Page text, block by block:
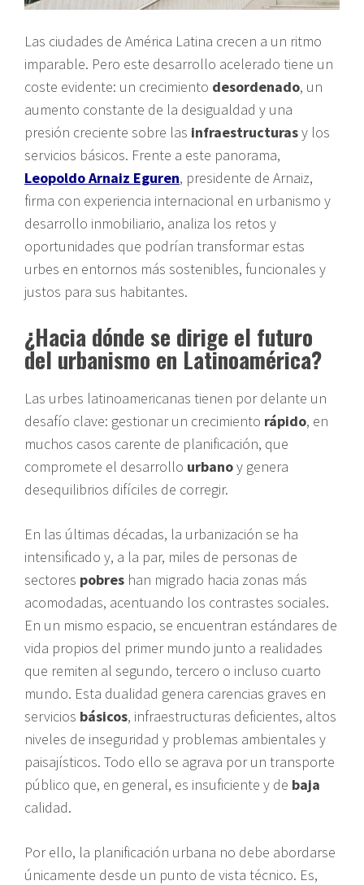
Las ciudades de América Latina crecen a un ritmo
imparable. Pero este desarrollo acelerado tiene un
coste evidente: un crecimiento desordenado, un
aumento constante de la desigualdad y una
presión creciente sobre las infraestructurasy los
servicios básicos. Frente a este panorama,
Leopoldo Arnaiz Eguren, presidente de Arnaiz,
firma con experiencia internacional en urbanismo y
desarrollo inmobiliario, analiza los retos y
oportunidades que podrían transformar estas
urbes en entornos más sostenibles, funcionales y
justos para sus habitantes.
¿Hacia dónde se dirige el futuro
del urbanismo en Latinoamérica?
Las urbes latinoamericanas tienen por delante un
desafío clave: gestionar un crecimiento rápido, en
muchos casos carente de planificación, que
compromete el desarrollo urbanoy genera
desequilibrios difíciles de corregir.
En las últimas décadas, la urbanización se ha
intensificado y, a la par, miles de personas de
sectores pobres han migrado hacia zonas más
acomodadas, acentuando los contrastes sociales.
En un mismo espacio, se encuentran estándares de
vida propios del primer mundo junto a realidades
que remiten al segundo, tercero o incluso cuarto
mundo. Esta dualidad genera carencias graves en
servicios básicos, infraestructuras deficientes, altos
niveles de inseguridad y problemas ambientales y
paisajísticos. Todo ello se agrava por un transporte
público que, en general, es insuficiente y de baja
calidad.
Por ello, la planificación urbana no debe abordarse
únicamente desde un punto de vista técnico. Es,